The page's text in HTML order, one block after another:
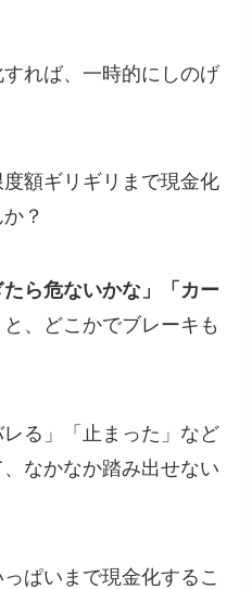
すれば、一時的にしのげ
額ギリギリまで現金化
？
たら危ないかな」「カー
と、どこかでブレーキも
る」「止まった」など
なかなか踏み出せない
ぱいまで現金化するこ